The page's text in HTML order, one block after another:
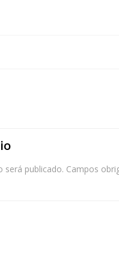
será publicado. Campos